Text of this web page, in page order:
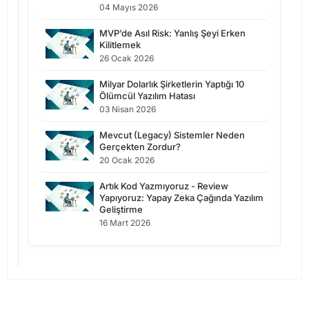
04 Mayıs 2026
MVP’de Asıl Risk: Yanlış Şeyi Erken
Kilitlemek
26 Ocak 2026
Milyar Dolarlık Şirketlerin Yaptığı 10
Ölümcül Yazılım Hatası
03 Nisan 2026
Mevcut (Legacy) Sistemler Neden
Gerçekten Zordur?
20 Ocak 2026
Artık Kod Yazmıyoruz - Review
Yapıyoruz: Yapay Zeka Çağında Yazılım
Geliştirme
16 Mart 2026